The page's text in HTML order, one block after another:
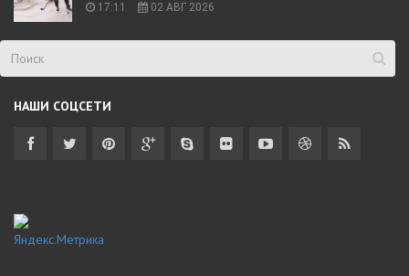
17:11 02 АВГ 2026
НАШИ СОЦСЕТИ